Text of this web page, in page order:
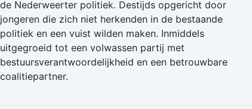
de Nederweerter politiek. Destijds opgericht door
jongeren die zich niet herkenden in de bestaande
politiek en een vuist wilden maken. Inmiddels
uitgegroeid tot een volwassen partij met
bestuursverantwoordelijkheid en een betrouwbare
coalitiepartner.